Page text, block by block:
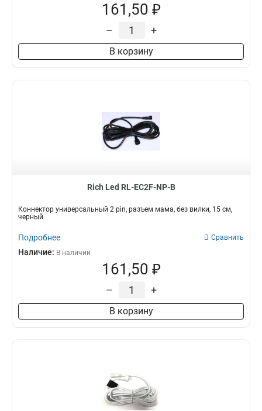
161,50 ₽
– +
В корзину
Rich Led RL-EC2F-NP-B
Коннектор универсальный 2 pin, разъем мама, без вилки, 15 см,
черный
Подробнее Сравнить
Наличие: В наличии
161,50 ₽
– +
В корзину